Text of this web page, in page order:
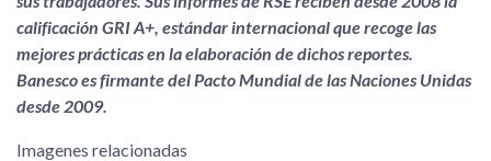
calificación GRI A+, estándar internacional que recoge las
mejores prácticas en la elaboración de dichos reportes.
Banesco es firmante del Pacto Mundial de las Naciones Unidas
desde 2009.
Imagenes relacionadas